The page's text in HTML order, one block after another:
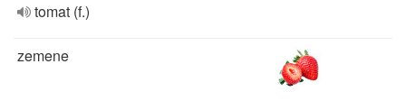
tomat (f.)
zemene